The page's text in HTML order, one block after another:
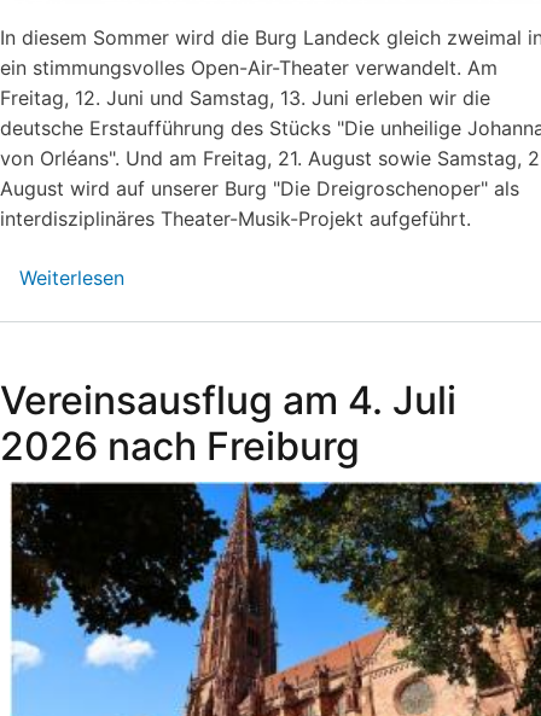
In diesem Sommer wird die Burg Landeck gleich zweimal
ein stimmungsvolles Open-Air-Theater verwandelt. Am
Freitag, 12. Juni und Samstag, 13. Juni erleben wir die
deutsche Erstaufführung des Stücks "Die unheilige
von Orléans". Und am Freitag, 21. August sowie Samstag,
August wird auf unserer Burg "Die Dreigroschenoper" als
interdisziplinäres Theater-Musik-Projekt aufgeführt.
Weiterlesen
auf
Landeck
Vereinsausflug am 4. Juli
2026 nach Freiburg